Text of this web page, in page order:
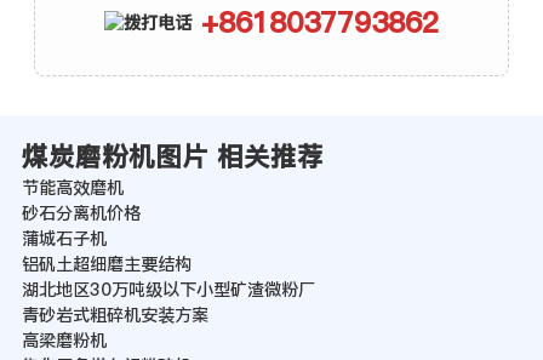
+8618037793862
煤炭磨粉机图片 相关推荐
节能高效磨机
砂石分离机价格
蒲城石子机
铝矾土超细磨主要结构
湖北地区30万吨级以下小型矿渣微粉厂
青砂岩式粗碎机安装方案
高梁磨粉机